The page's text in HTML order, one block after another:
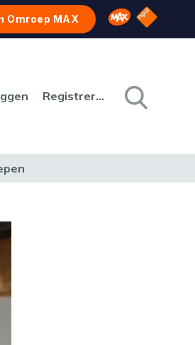
Omroep MAX Omroep MAX
NPO
Registreren